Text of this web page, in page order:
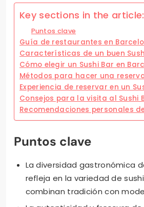
Key sections in the article:
Puntos clave
Guía de restaurantes en
Características de un buen
Cómo elegir un Sushi Bar en
Métodos para hacer una
Experiencia de reservar en un
Consejos para la visita al Sushi
Recomendaciones personales
Puntos clave
La diversidad gastronómica
refleja en la variedad de
combinan tradición con